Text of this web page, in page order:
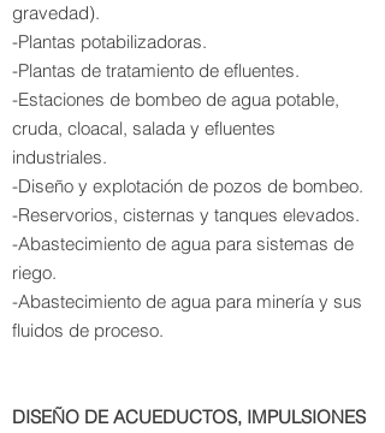
gravedad).
-Plantas potabilizadoras.
-Plantas de tratamiento de efluentes.
-Estaciones de bombeo de agua potable,
cruda, cloacal, salada y efluentes
industriales.
-Diseño y explotación de pozos de bombeo.
-Reservorios, cisternas y tanques elevados.
-Abastecimiento de agua para sistemas de
riego.
-Abastecimiento de agua para minería y sus
fluidos de proceso.
DISEÑO DE ACUEDUCTOS, IMPULSIONES